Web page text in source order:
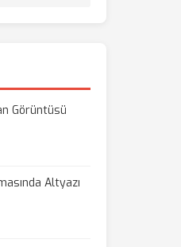
Görüntüsü
Altyazı